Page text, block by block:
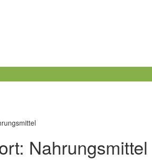
Nahrungsmittel